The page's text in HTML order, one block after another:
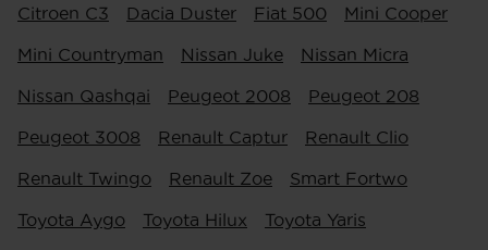
Citroen C3 Dacia Duster Fiat 500 Mini Cooper
Mini Countryman Nissan Juke Nissan Micra
Nissan Qashqai Peugeot 2008 Peugeot 208
Peugeot 3008 Renault Captur Renault Clio
Renault Twingo Renault Zoe Smart Fortwo
Toyota Aygo Toyota Hilux Toyota Yaris